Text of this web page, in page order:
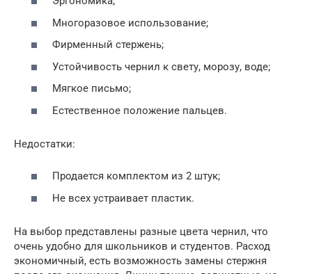
Многоразовое использование;
Фирменный стержень;
Устойчивость чернил к свету, морозу, воде;
Мягкое письмо;
Естественное положение пальцев.
Недостатки:
Продается комплектом из 2 штук;
Не всех устраивает пластик.
На выбор представлены разные цвета чернил, что
очень удобно для школьников и студентов. Расход
экономичный, есть возможность замены стержня